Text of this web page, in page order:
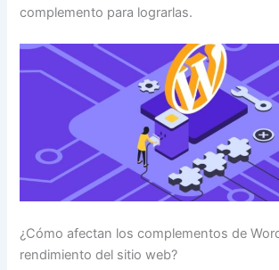
complemento para lograrlas.
¿Cómo afectan los complementos de
rendimiento del sitio web?